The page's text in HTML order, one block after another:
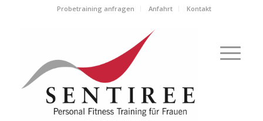
Probetraining anfragen Anfahrt Kontakt